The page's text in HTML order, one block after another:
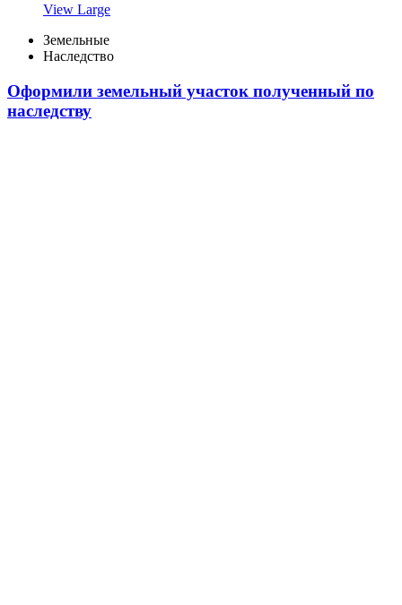
View Large
Земельные
Наследство
Оформили земельный участок полученный по
наследству